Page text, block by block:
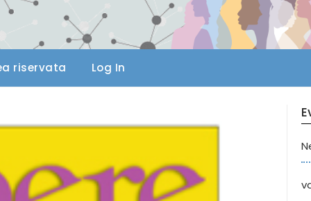
riservata Log In